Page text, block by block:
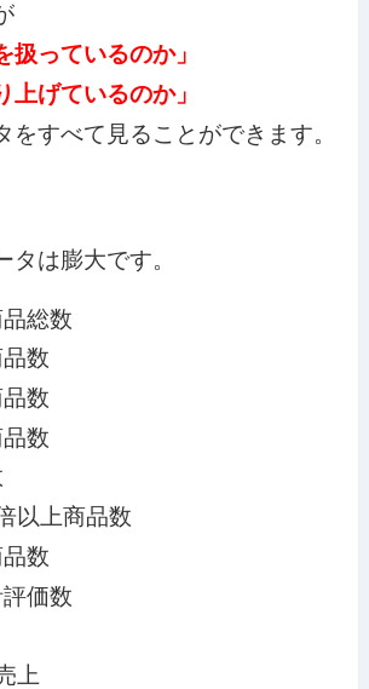
扱っているのか」
上げているのか」
をすべて見ることができます。
タは膨大です。
総数
数
数
数
以上商品数
数
価数
上